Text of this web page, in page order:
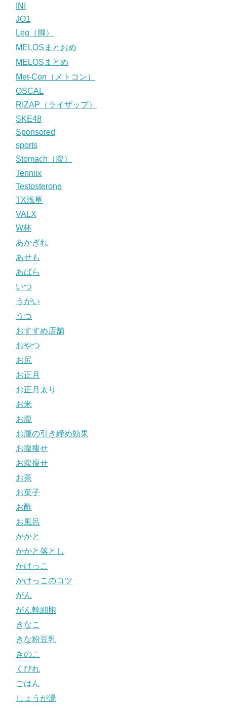
INI
JO1
Leg（脚）
MELOSまとおめ
MELOSまとめ
Met-Con（メトコン）
OSCAL
RIZAP（ライザップ）
SKE48
Sponsored
sports
Stomach（腹）
Tenniix
Testosterone
TX浅草
VALX
W杯
あかぎれ
あせも
あばら
いつ
うがい
うつ
おすすめ店舗
おやつ
お尻
お正月
お正月太り
お米
お腹
お腹の引き締め効果
お腹痩せ
お腹瘦せ
お茶
お菓子
お酢
お風呂
かかと
かかと落とし
かけっこ
かけっこのコツ
がん
がん幹細胞
きなこ
きな粉豆乳
きのこ
くびれ
ごはん
しょうが湯